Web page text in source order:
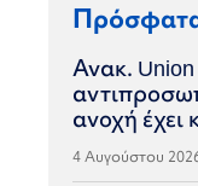
Ανακ.
ανοχή έχει
4 Αυγούστου